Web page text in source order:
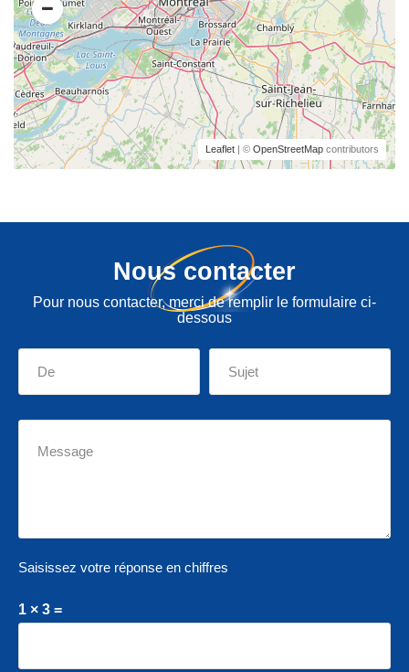
Leaflet | © OpenStreetMap contributors
Nous contacter
Pour nous contacter, merci de remplir le formulaire ci-
dessous
Saisissez votre réponse en chiffres
1 × 3 =